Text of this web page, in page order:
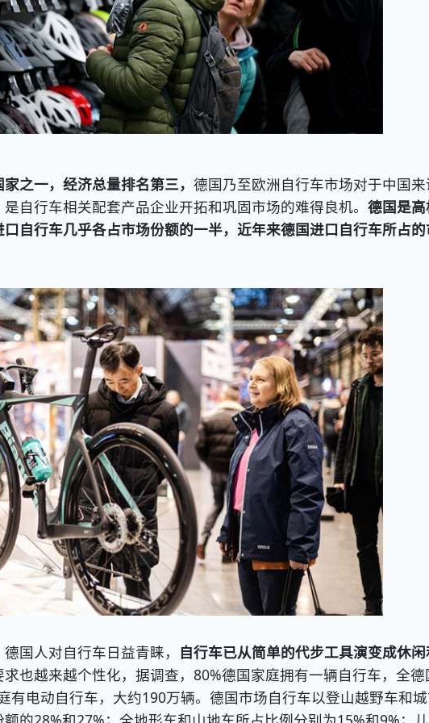
之一，经济总量排名第三， 德国乃至欧洲自行车市场对于中国来
自行车相关配套产品企业开拓和巩固市场的难得良机。 德国是高
自行车几乎各占市场份额的一半，近年来德国进口自行车所占
人对自行车日益青睐， 自行车已从简单的代步工具演变成休闲
求也越来越个性化，据调查，80%德国家庭拥有一辆自行车，全德
有电动自行车，大约190万辆。德国市场自行车以登山越野车和